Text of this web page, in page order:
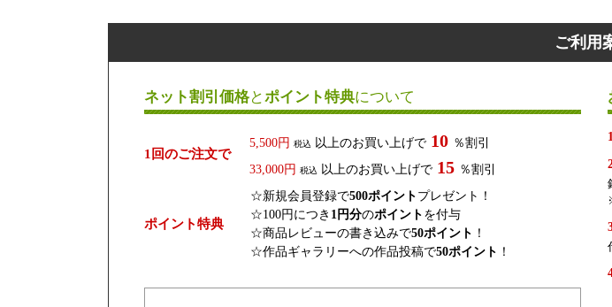
ご利用
ネット割引価格とポイント特典について
1回のご注文で
5,500円 税込 以上のお買い上げで 10 ％割引
33,000円 税込 以上のお買い上げで 15 ％割引
ポイント特典
☆新規会員登録で500ポイント プレゼント！
☆100円につき 1円分のポイント を付与
☆商品レビューの書き込みで50ポイント ！
☆作品ギャラリーへの作品投稿で50ポイント ！